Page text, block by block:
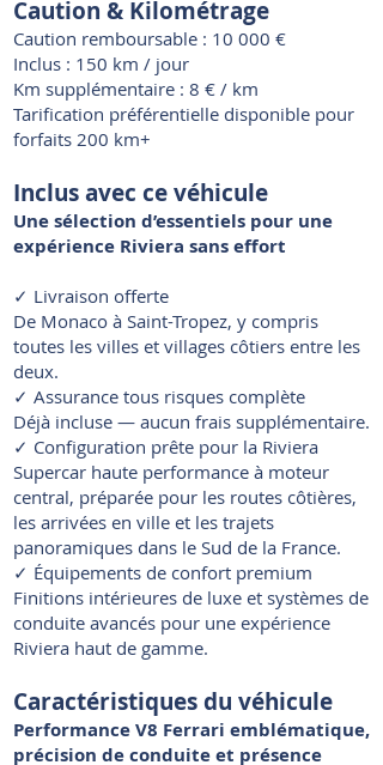
Caution & Kilométrage
Caution remboursable : 10 000 €
Inclus : 150 km / jour
Km supplémentaire : 8 € / km
Tarification préférentielle disponible pour
forfaits 200 km+
Inclus avec ce véhicule
Une sélection d’essentiels pour une
expérience Riviera sans effort
✓ Livraison offerte
De Monaco à Saint-Tropez, y compris
toutes les villes et villages côtiers entre les
deux.
✓ Assurance tous risques complète
Déjà incluse — aucun frais supplémentaire.
✓ Configuration prête pour la Riviera
Supercar haute performance à moteur
central, préparée pour les routes côtières,
les arrivées en ville et les trajets
panoramiques dans le Sud de la France.
✓ Équipements de confort premium
Finitions intérieures de luxe et systèmes de
conduite avancés pour une expérience
Riviera haut de gamme.
Caractéristiques du véhicule
Performance V8 Ferrari emblématique,
précision de conduite et présence